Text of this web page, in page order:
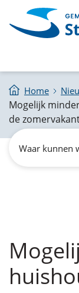
Home
Mogelijk
de
Zoeken
Waar